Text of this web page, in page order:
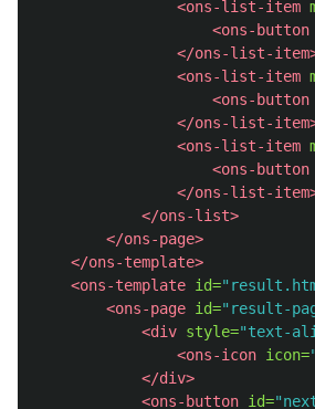
<ons-list-item
<ons-button
</ons-list-
<ons-list-item
<ons-button
</ons-list-
<ons-list-item
<ons-button
</ons-list-
</ons-list>
</ons-page>
</ons-template>
<ons-template id=
<ons-page id="result-
<div style="text-
<ons-icon icon=
</div>
<ons-button id=